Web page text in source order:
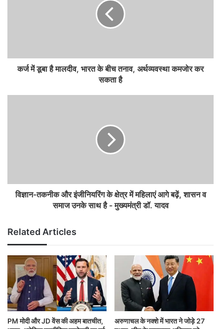
कर्ज में डूबा है मालदीव, भारत के बीच तनाव, अर्थव्यवस्था कमजोर कर
सकता है
विज्ञान-तकनीक और इंजीनियरिंग के क्षेत्र में महिलाएं आगे बढ़ें, शासन व
समाज उनके साथ है - मुख्यमंत्री डॉ. यादव
Related Articles
PM मोदी और JD वेंस की अहम बातचीत,
अरुणाचल के नक्शे में भारत ने जोड़े 27